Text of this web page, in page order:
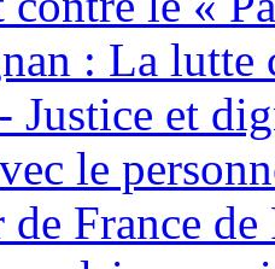
: La lutte
Justice et
le
France de